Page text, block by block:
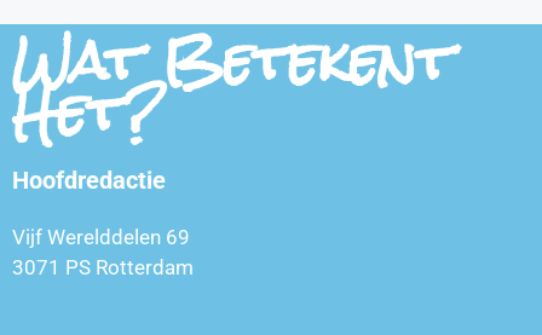
Wat Betekent
Het?
Hoofdredactie
Vijf Werelddelen 69
3071 PS Rotterdam